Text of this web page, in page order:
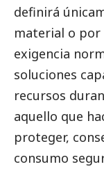
definirá
material o
exigencia
soluciones
recursos
aquello que
proteger,
consumo